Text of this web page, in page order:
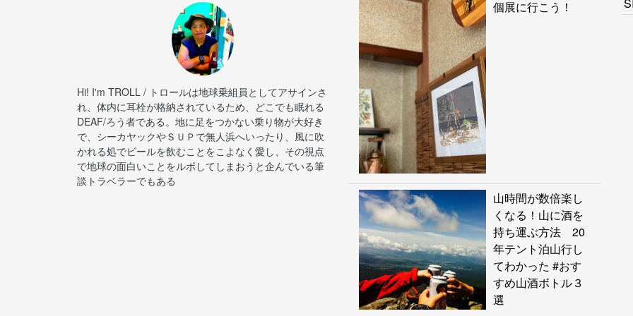
Hi! I'm TROLL / トロールは地球乗組員としてアサインさ
れ、体内に耳栓が格納されているため、どこでも眠れる
DEAF/ろう者である。地に足をつかない乗り物が大好き
で、シーカヤックやＳＵＰで無人浜へいったり、風に吹
かれる処でビールを飲むことをこよなく愛し、その視点
で地球の面白いことをルポしてしまおうと企んでいる筆
談トラベラーでもある
個展に行こう！
山時間が数倍楽し
くなる！山に酒を
持ち運ぶ方法 20
年テント泊山行し
てわかった #おす
すめ山酒ボトル３
選